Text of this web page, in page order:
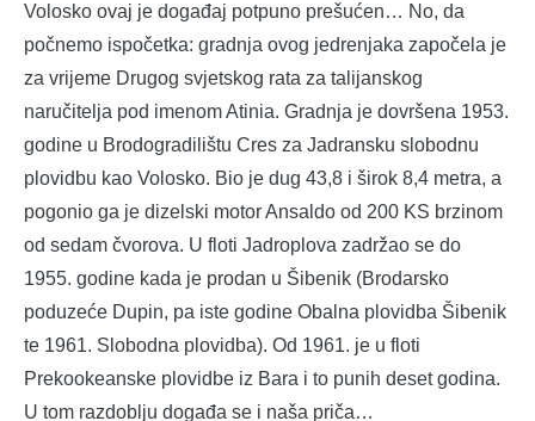
Volosko ovaj je događaj potpuno prešućen… No, da
počnemo ispočetka: gradnja ovog jedrenjaka započela je
za vrijeme Drugog svjetskog rata za talijanskog
naručitelja pod imenom Atinia. Gradnja je dovršena 1953.
godine u Brodogradilištu Cres za Jadransku slobodnu
plovidbu kao Volosko. Bio je dug 43,8 i širok 8,4 metra, a
pogonio ga je dizelski motor Ansaldo od 200 KS brzinom
od sedam čvorova. U floti Jadroplova zadržao se do
1955. godine kada je prodan u Šibenik (Brodarsko
poduzeće Dupin, pa iste godine Obalna plovidba Šibenik
te 1961. Slobodna plovidba). Od 1961. je u floti
Prekookeanske plovidbe iz Bara i to punih deset godina.
U tom razdoblju događa se i naša priča…